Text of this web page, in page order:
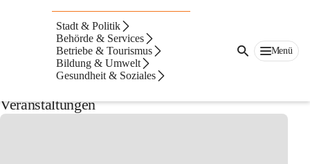
Stadt & Politik
Behörde & Services
Betriebe & Tourismus
Bildung & Umwelt
Gesundheit & Soziales
Menü
Neuigkeiten aus der
Stadtgemeinde
Veranstaltungen